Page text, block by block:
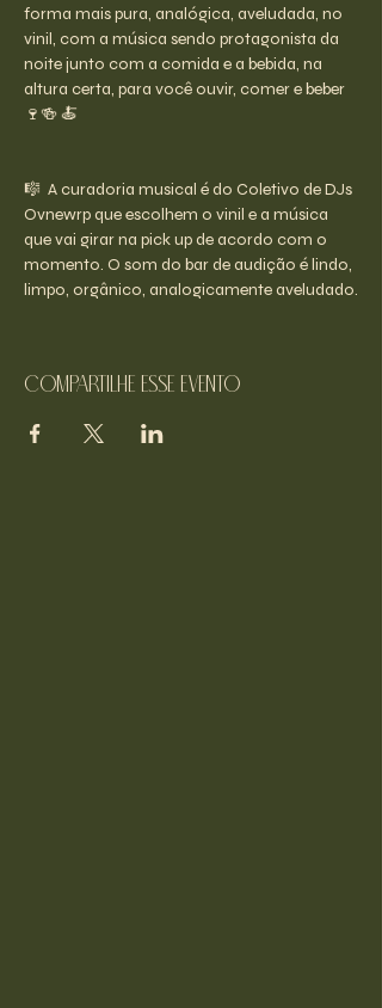
forma mais pura, analógica, aveludada, no
vinil, com a música sendo protagonista da
noite junto com a comida e a bebida, na
altura certa, para você ouvir, comer e beber
🍷🍻 🍝
🎼  A curadoria musical é do Coletivo de DJs
Ovnewrp que escolhem o vinil e a música
que vai girar na pick up de acordo com o
momento. O som do bar de audição é lindo,
limpo, orgânico, analogicamente aveludado.
Compartilhe esse evento